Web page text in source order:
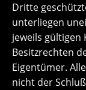
Dritte
unterliegen
jeweils gültigen
Besitzrechten
Eigentümer.
nicht der